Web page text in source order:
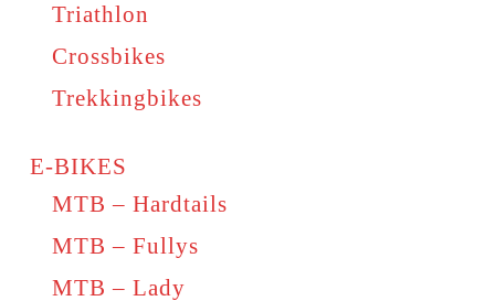
Triathlon
Crossbikes
Trekkingbikes
E-BIKES
MTB – Hardtails
MTB – Fullys
MTB – Lady